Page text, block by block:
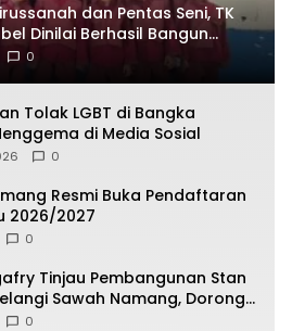
dan Pentas Seni, TK
Dinilai Berhasil Bangun
0
Tolak LGBT di Bangka
di Media Sosial
0
Resmi Buka Pendaftaran
2026/2027
0
Tinjau Pembangunan Stan
Sawah Namang, Dorong
Ekonomi Lokal Kian Tertata
0